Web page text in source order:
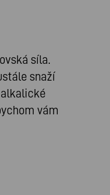
síla.
snaží
alkalické
vám